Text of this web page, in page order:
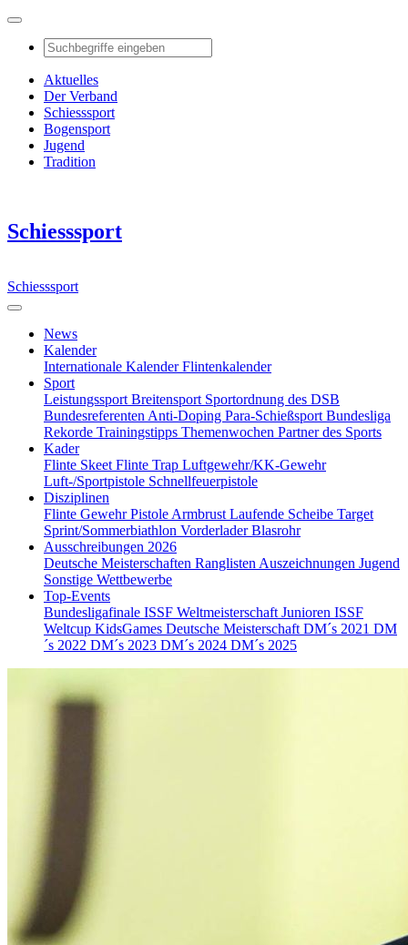
Aktuelles
Der Verband
Schiesssport
Bogensport
Jugend
Tradition
Schiesssport
Schiesssport
News
Kalender
Internationale KalenderFlintenkalender
Sport
Leistungssport Breitensport Sportordnung des DSB
Bundesreferenten Anti-Doping Para-Schießsport Bundesliga
Rekorde Trainingstipps Themenwochen Partner des Sports
Kader
Flinte Skeet Flinte Trap Luftgewehr/KK-Gewehr
Luft-/Sportpistole Schnellfeuerpistole
Disziplinen
Flinte GewehrPistole Armbrust Laufende Scheibe Target
Sprint/Sommerbiathlon VorderladerBlasrohr
Ausschreibungen 2026
Deutsche Meisterschaften Ranglisten Auszeichnungen Jugend
Sonstige Wettbewerbe
Top-Events
Bundesligafinale ISSF Weltmeisterschaft Junioren ISSF
Weltcup KidsGames Deutsche Meisterschaft DM´s 2021 DM
´s 2022 DM´s 2023 DM´s 2024 DM´s 2025